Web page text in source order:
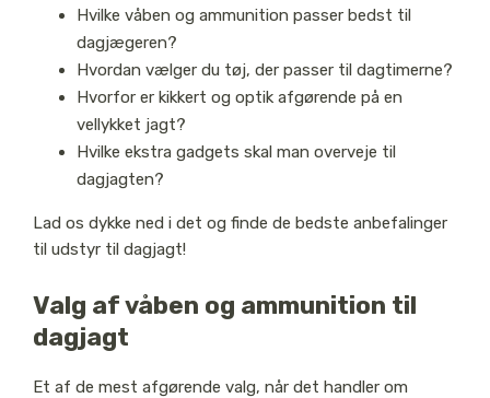
Hvilke våben og ammunition passer bedst til
dagjægeren?
Hvordan vælger du tøj, der passer til dagtimerne?
Hvorfor er kikkert og optik afgørende på en
vellykket jagt?
Hvilke ekstra gadgets skal man overveje til
dagjagten?
Lad os dykke ned i det og finde de bedste anbefalinger
til udstyr til dagjagt!
Valg af våben og ammunition til
dagjagt
Et af de mest afgørende valg, når det handler om